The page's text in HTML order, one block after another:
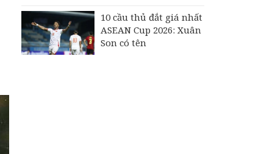
10 cầu thủ đắt giá nhất
ASEAN Cup 2026: Xuân
Son có tên